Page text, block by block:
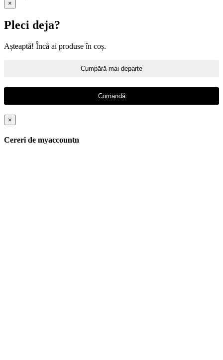
×
Pleci deja?
Așteaptă! Încă ai produse în coș.
Cumpără mai departe
Comandă
×
Cereri de myaccountn